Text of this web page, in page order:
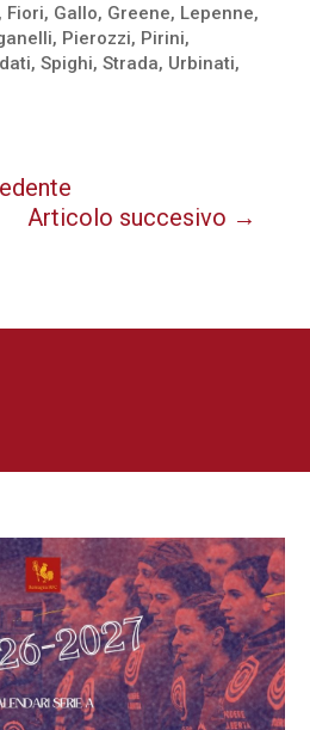
Fiori, Gallo, Greene, Lepenne,
Pierozzi, Pirini,
Spighi, Strada, Urbinati,
Articolo succesivo →